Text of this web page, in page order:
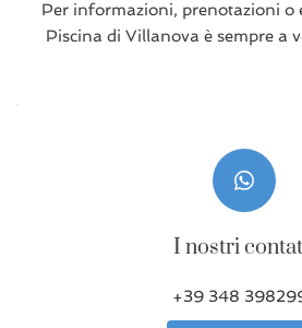
Per informazioni, prenotazioni o
Piscina di Villanova è sempre a
I nostri
+39 348